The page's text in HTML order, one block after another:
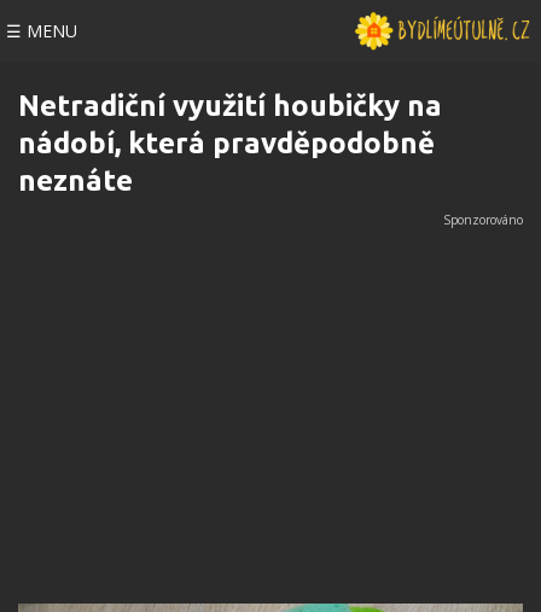
☰ MENU
Netradiční využití houbičky na
nádobí, která pravděpodobně
neznáte